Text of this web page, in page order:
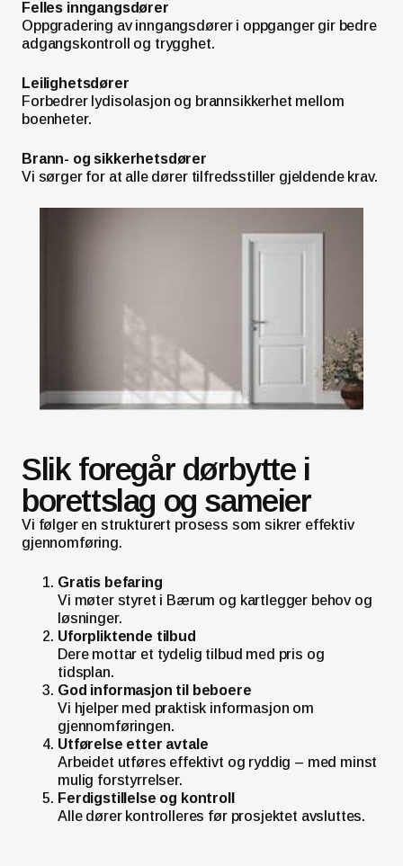
Felles inngangsdører
Oppgradering av inngangsdører i oppganger gir bedre
adgangskontroll og trygghet.
Leilighetsdører
Forbedrer lydisolasjon og brannsikkerhet mellom
boenheter.
Brann- og sikkerhetsdører
Vi sørger for at alle dører tilfredsstiller gjeldende krav.
Slik foregår dørbytte i
borettslag og sameier
Vi følger en strukturert prosess som sikrer effektiv
gjennomføring.
Gratis befaring
Vi møter styret i Bærum og kartlegger behov og
løsninger.
Uforpliktende tilbud
Dere mottar et tydelig tilbud med pris og
tidsplan.
God informasjon til beboere
Vi hjelper med praktisk informasjon om
gjennomføringen.
Utførelse etter avtale
Arbeidet utføres effektivt og ryddig – med minst
mulig forstyrrelser.
Ferdigstillelse og kontroll
Alle dører kontrolleres før prosjektet avsluttes.